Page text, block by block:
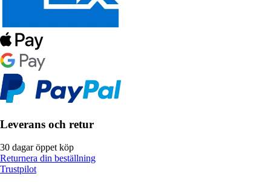
Leverans och retur
30 dagar öppet köp
Returnera din beställning
Trustpilot